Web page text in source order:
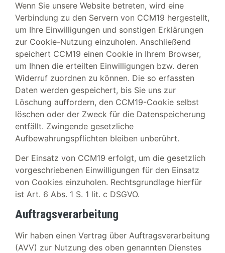
Wenn Sie unsere Website betreten, wird eine
Verbindung zu den Servern von CCM19 hergestellt,
um Ihre Einwilligungen und sonstigen Erklärungen
zur Cookie-Nutzung einzuholen. Anschließend
speichert CCM19 einen Cookie in Ihrem Browser,
um Ihnen die erteilten Einwilligungen bzw. deren
Widerruf zuordnen zu können. Die so erfassten
Daten werden gespeichert, bis Sie uns zur
Löschung auffordern, den CCM19-Cookie selbst
löschen oder der Zweck für die Datenspeicherung
entfällt. Zwingende gesetzliche
Aufbewahrungspflichten bleiben unberührt.
Der Einsatz von CCM19 erfolgt, um die gesetzlich
vorgeschriebenen Einwilligungen für den Einsatz
von Cookies einzuholen. Rechtsgrundlage hierfür
ist Art. 6 Abs. 1 S. 1 lit. c DSGVO.
Auftragsverarbeitung
Wir haben einen Vertrag über Auftragsverarbeitung
(AVV) zur Nutzung des oben genannten Dienstes